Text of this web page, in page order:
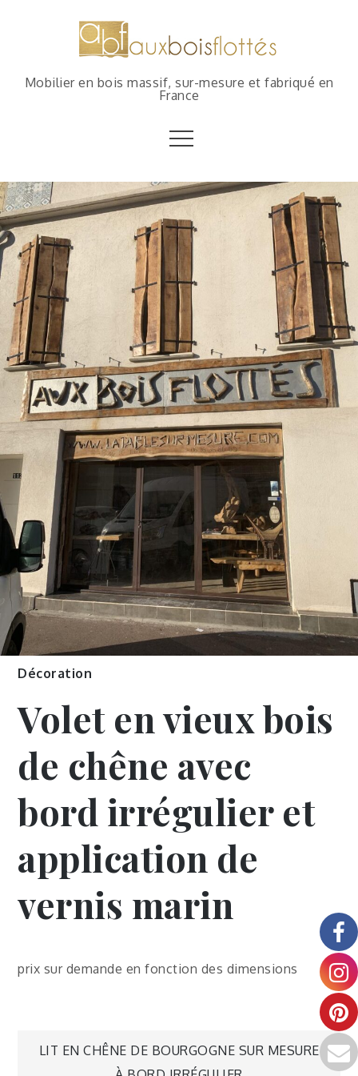
Mobilier en bois massif, sur-mesure et fabriqué en
France
Décoration
Volet en vieux bois
de chêne avec
bord irrégulier et
application de
vernis marin
prix sur demande en fonction des dimensions
LIT EN CHÊNE DE BOURGOGNE SUR MESURE